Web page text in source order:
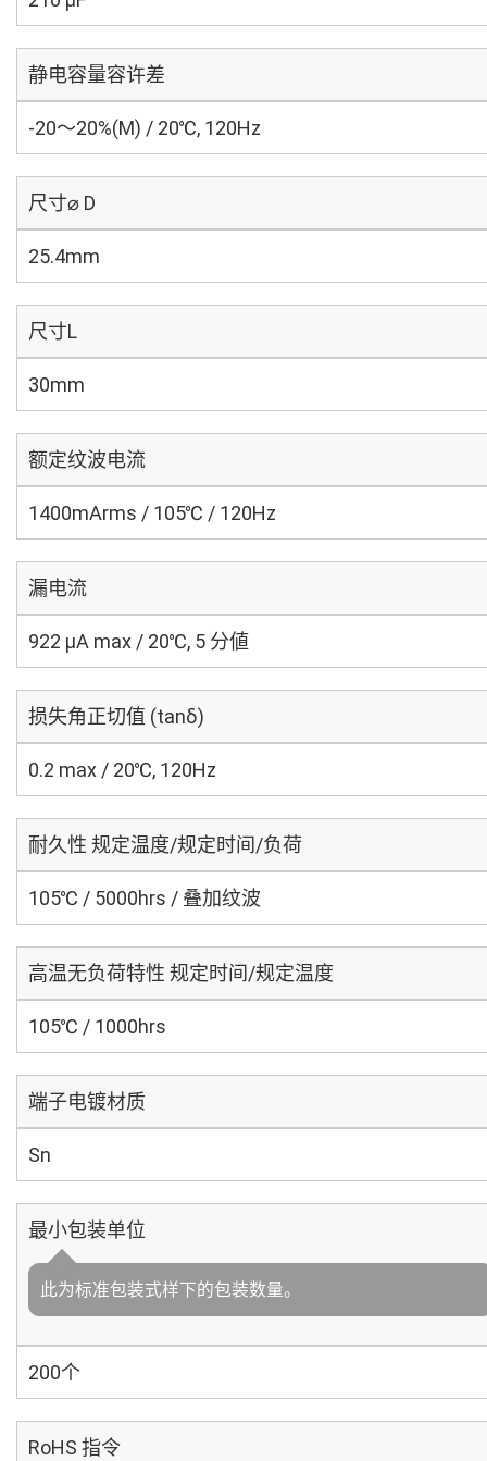
静电容量容许差
-20～20%(M) / 20℃, 120Hz
尺寸⌀ D
25.4mm
尺寸L
30mm
额定纹波电流
1400mArms / 105℃ / 120Hz
漏电流
922 μA max / 20℃, 5 分値
损失角正切值 (tanδ)
0.2 max / 20℃, 120Hz
耐久性 规定温度/规定时间/负荷
105℃ / 5000hrs / 叠加纹波
高温无负荷特性 规定时间/规定温度
105℃ / 1000hrs
端子电镀材质
Sn
最小包装单位
此为标准包装式样下的包装数量。
200个
RoHS 指令